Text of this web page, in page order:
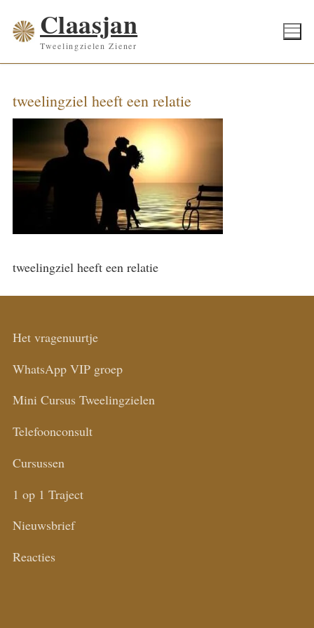
naar
Claasjan
Tweelingzielen Ziener
tweelingziel heeft een relatie
tweelingziel heeft een relatie
Het vragenuurtje
WhatsApp VIP groep
Mini Cursus Tweelingzielen
Telefoonconsult
Cursussen
1 op 1 Traject
Nieuwsbrief
Reacties